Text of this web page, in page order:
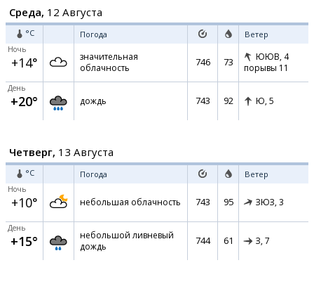
Среда, 12 Августа
°C Погода Ветер
Ночь
+14°
значительная
облачность
746 73 ЮЮВ, 4
порывы 11
День
+20° дождь 743 92 Ю, 5
Четверг, 13 Августа
°C Погода Ветер
Ночь
+10° небольшая облачность 743 95 ЗЮЗ, 3
День
+15°
небольшой ливневый
дождь
744 61 З, 7